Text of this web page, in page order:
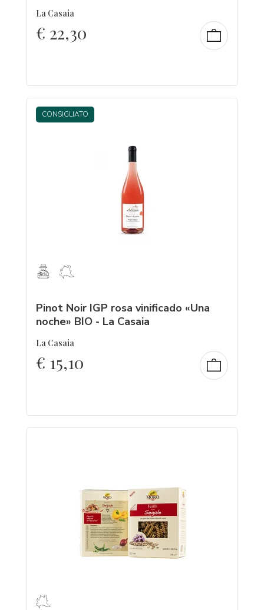
La Casaia
€ 22,30
CONSIGLIATO
Pinot Noir IGP rosa vinificado «Una
noche» BIO - La Casaia
La Casaia
€ 15,10